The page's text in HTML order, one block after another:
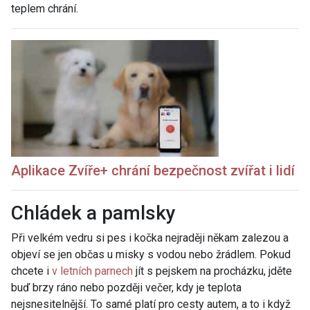
teplem chrání.
Aplikace Zvíře+ chrání bezpečnost zvířat i lidí
Chládek a pamlsky
Při velkém vedru si pes i kočka nejraději někam zalezou a
objeví se jen občas u misky s vodou nebo žrádlem. Pokud
chcete i v letních parnech jít s pejskem na procházku, jděte
buď brzy ráno nebo později večer, kdy je teplota
nejsnesitelnější. To samé platí pro cesty autem, a to i když